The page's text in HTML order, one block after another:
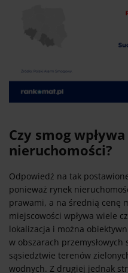
Czy smog
nieruchomości?
Odpowiedź na tak
ponieważ rynek
prawami, a na średnią cenę
miejscowości wpływa wiele
lokalizacja i można
w obszarach
sąsiedztwie terenów
wodnych. Z drugiej jednak